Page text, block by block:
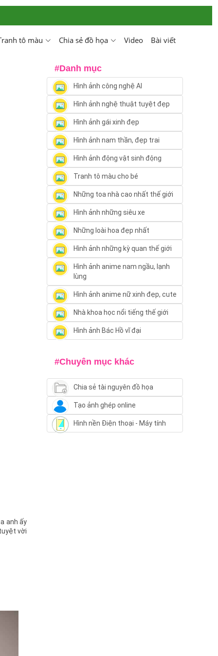
tô màu Chia sẻ đồ họa Video Bài viết
anh ấy
vời
#Danh mục
Hình ảnh công nghệ AI
Hình ảnh nghệ thuật tuyệt đẹp
Hình ảnh gái xinh đẹp
Hình ảnh nam thần, đẹp trai
Hình ảnh động vật sinh động
Tranh tô màu cho bé
Những toa nhà cao nhất thế giới
Hình ảnh những siêu xe
Những loài hoa đẹp nhất
Hình ảnh những kỳ quan thế giới
Hình ảnh anime nam ngầu, lạnh
lùng
Hình ảnh anime nữ xinh đẹp, cute
Nhà khoa học nổi tiếng thế giới
Hình ảnh Bác Hồ vĩ đại
#Chuyên mục khác
Chia sẻ tài nguyên đồ họa
Tạo ảnh ghép online
Hình nền Điện thoại - Máy tính